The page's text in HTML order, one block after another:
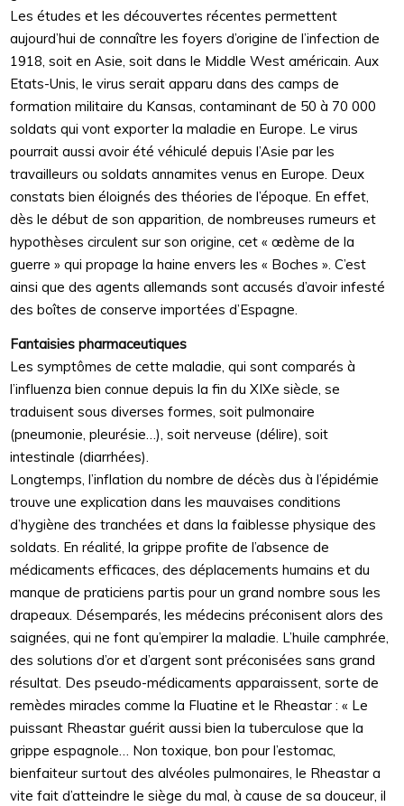
Les études et les découvertes récentes permettent
aujourd’hui de connaître les foyers d’origine de l’infection de
1918, soit en Asie, soit dans le Middle West américain. Aux
Etats-Unis, le virus serait apparu dans des camps de
formation militaire du Kansas, contaminant de 50 à 70 000
soldats qui vont exporter la maladie en Europe. Le virus
pourrait aussi avoir été véhiculé depuis l’Asie par les
travailleurs ou soldats annamites venus en Europe. Deux
constats bien éloignés des théories de l’époque. En effet,
dès le début de son apparition, de nombreuses rumeurs et
hypothèses circulent sur son origine, cet « œdème de la
guerre » qui propage la haine envers les « Boches ». C’est
ainsi que des agents allemands sont accusés d’avoir infesté
des boîtes de conserve importées d’Espagne.
Fantaisies pharmaceutiques
Les symptômes de cette maladie, qui sont comparés à
l’influenza bien connue depuis la fin du XIXe siècle, se
traduisent sous diverses formes, soit pulmonaire
(pneumonie, pleurésie…), soit nerveuse (délire), soit
intestinale (diarrhées).
Longtemps, l’inflation du nombre de décès dus à l’épidémie
trouve une explication dans les mauvaises conditions
d’hygiène des tranchées et dans la faiblesse physique des
soldats. En réalité, la grippe profite de l’absence de
médicaments efficaces, des déplacements humains et du
manque de praticiens partis pour un grand nombre sous les
drapeaux. Désemparés, les médecins préconisent alors des
saignées, qui ne font qu’empirer la maladie. L’huile camphrée,
des solutions d’or et d’argent sont préconisées sans grand
résultat. Des pseudo-médicaments apparaissent, sorte de
remèdes miracles comme la Fluatine et le Rheastar : « Le
puissant Rheastar guérit aussi bien la tuberculose que la
grippe espagnole… Non toxique, bon pour l’estomac,
bienfaiteur surtout des alvéoles pulmonaires, le Rheastar a
vite fait d’atteindre le siège du mal, à cause de sa douceur, il